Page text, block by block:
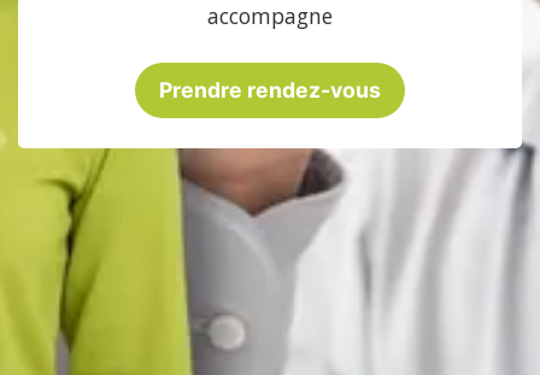
accompagne
Prendre rendez-vous